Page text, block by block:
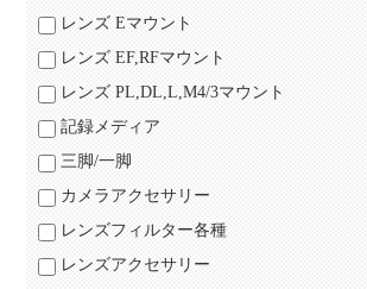
レンズ Eマウント
レンズ EF,RFマウント
レンズ PL,DL,L,M4/3マウント
記録メディア
三脚/一脚
カメラアクセサリー
レンズフィルター各種
レンズアクセサリー